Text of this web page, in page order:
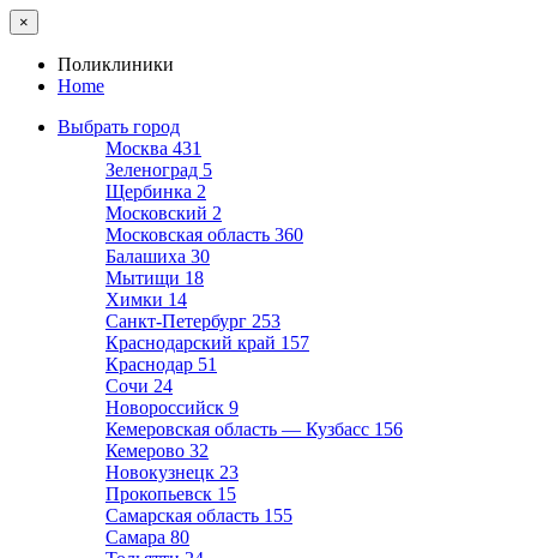
×
Поликлиники
Home
Выбрать город
Москва 431
Зеленоград 5
Щербинка 2
Московский 2
Московская область 360
Балашиха 30
Мытищи 18
Химки 14
Санкт-Петербург 253
Краснодарский край 157
Краснодар 51
Сочи 24
Новороссийск 9
Кемеровская область — Кузбасс 156
Кемерово 32
Новокузнецк 23
Прокопьевск 15
Самарская область 155
Самара 80